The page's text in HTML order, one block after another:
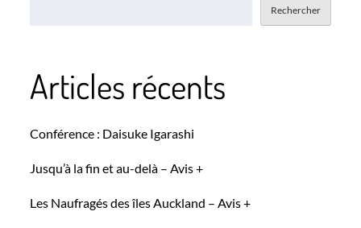
Rechercher
Articles récents
Conférence : Daisuke Igarashi
Jusqu’à la fin et au-delà – Avis +
Les Naufragés des îles Auckland – Avis +